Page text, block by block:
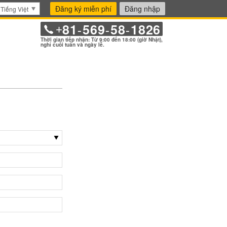
Tiếng Việt Đăng ký miễn phí Đăng nhập
+81 -569-58-1826
Thời gian tiếp nhận: Từ 9:00 đến 18:00 (giờ Nhật),
nghỉ cuối tuần và ngày lễ.